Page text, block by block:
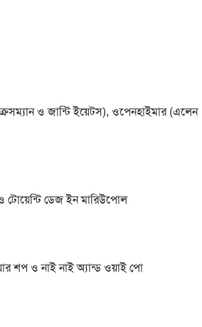
ও জান্টি ইয়েটস), ওপেনহাইমার (এলেন
টোয়েন্টি ডেজ ইন মারিউপোল
শপ ও নাই নাই অ্যান্ড ওয়াই পো